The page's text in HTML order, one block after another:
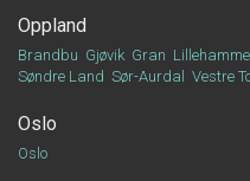
Oppland
Brandbu Gjøvik Gran
Søndre Land Sør-Aurdal Vestre
Oslo
Oslo